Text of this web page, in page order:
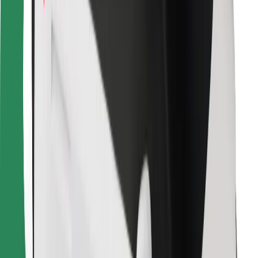
Bolt para empresas
Proveedores
Términos y Condiciones
¡Conseguí un viaje en minutos!
Descargar la app de Bolt
Encontrá tu comida favorita
Descargar la app de Bolt Food